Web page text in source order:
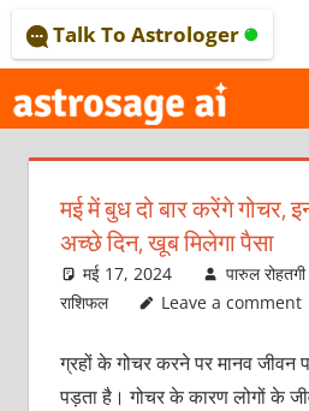
to
content
–
Talk To Astrologer
मई में बुध दो बार करेंगे गोचर,
अच्‍छे दिन, खूब मिलेगा पैसा
मई 17, 2024 पारुल रोहतगी
राशिफल
Leave a comment
ग्रहों के गोचर करने पर मानव जीवन
पड़ता है। गोचर के कारण लोगों के